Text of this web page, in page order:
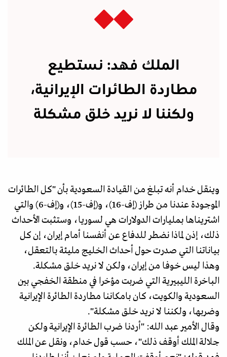
الملك فهد: نستطيع
مطاردة الطائرات الإيرانية،
ولكننا لا نريد خلق مشكلة
وينقل خدام أنه تبلغ من القيادة السعودية بأن "كل الطائرات
الموجودة عندنا من طراز (إف-16)، و(إف-15)، و(إف-6) والتي
اشتريناها بمليارات الدولارات هي لسوريا، وستثبت الأحداث
ذلك، إذن لماذا نضطر للدفاع عن أنفسنا أمام إيران، إن كل
بياناتنا التي صدرت حول أحداث الخليج مليئة بالتعقل،
وهذا ليس خوفا من إيران، ولكن لا نريد خلق مشـكلة.
الباخرة الليبيرية التي ضربت مؤخرا في منطقة الخفجي بين
السعودية والكويت، كان بامكاننا مطاردة الطائرة الإيرانية
وضربها، ولكننا لا نريد خلق مشكلة".
وقال الأمير عبد الله: "أردنا ضرب الطائرة الإيرانية ولكن
جلالة الملك أوقف ذلك"، حسب قول خدام، ونقل عن الملك